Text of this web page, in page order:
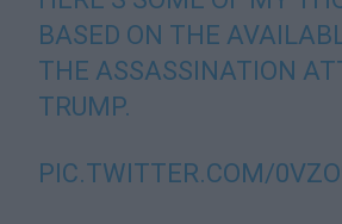
BASED ON THE
THE ASSASSINATION
TRUMP.
PIC.TWITTER.COM/